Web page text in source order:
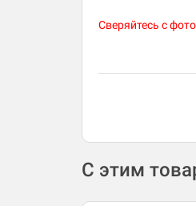
Сверяйтесь с
С этим